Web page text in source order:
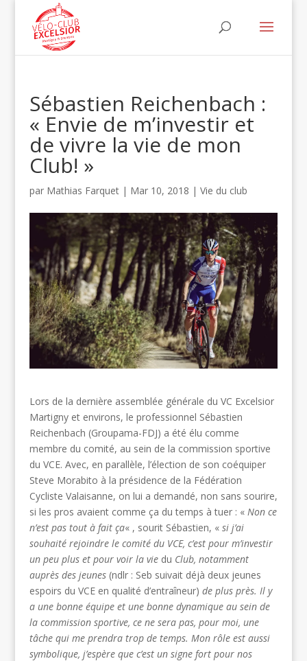
Sébastien Reichenbach :
« Envie de m’investir et
de vivre la vie de mon
Club! »
par Mathias Farquet| Mar 10, 2018 | Vie du club
Lors de la dernière assemblée générale du VC Excelsior
Martigny et environs, le professionnel Sébastien
Reichenbach (Groupama-FDJ) a été élu comme
membre du comité, au sein de la commission sportive
du VCE. Avec, en parallèle, l’élection de son coéquiper
Steve Morabito à la présidence de la Fédération
Cycliste Valaisanne, on lui a demandé, non sans sourire,
si les pros avaient comme ça du temps à tuer : « Non ce
n’est pas tout à fait ça« , sourit Sébastien, « si j’ai
souhaité rejoindre le comité du VCE, c’est pour m’investir
un peu plus et pour voir la viedu Club, notamment
auprès des jeunes(ndlr : Seb suivait déjà deux jeunes
espoirs du VCE en qualité d’entraîneur) de plus près. Il y
a une bonne équipe et une bonne dynamique au sein de
la commission sportive, ce ne sera pas, pour moi, une
tâche qui me prendra trop de temps. Mon rôle est aussi
symbolique, j’espère que c’est un signe fort pour nos